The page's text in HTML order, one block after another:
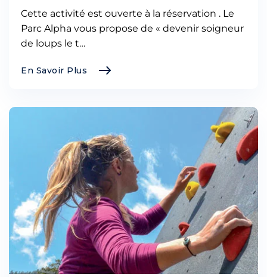
Cette activité est ouverte à la réservation . Le
Parc Alpha vous propose de « devenir soigneur
de loups le t…
En Savoir Plus